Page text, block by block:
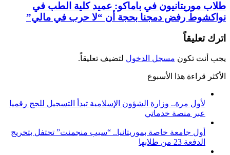
طلاب موريتانيون في باماكو: عميد كلية الطب في
نواكشوط رفض دمجنا بحجة أن “لا حرب في مالي”
اترك تعليقاً
يجب أنت تكون مسجل الدخول لتضيف تعليقاً.
الأكثر قراءة هذا الأسبوع
لأول مرة.. وزارة الشؤون الإسلامية تبدأ التسجيل للحج رقميا
عبر منصة خدماتي
أول جامعة خاصة بموريتانيا.. “سيب منجمنت” تحتفل بتخريج
الدفعة 23 من طلابها